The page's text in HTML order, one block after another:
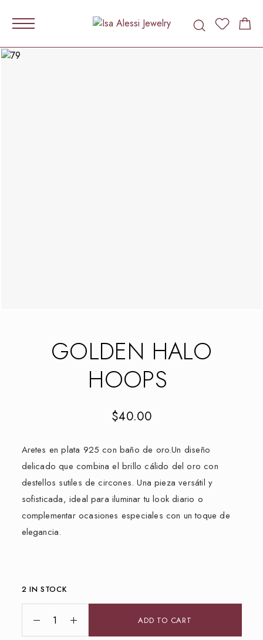
GOLDEN HALO
HOOPS
$40.00
Aretes en plata 925 con baño de oro.Un diseño
delicado que combina el brillo cálido del oro con
destellos sutiles de circones. Una pieza versátil y
sofisticada, ideal para iluminar tu look diario o
complementar ocasiones especiales con un toque de
elegancia.
2 IN STOCK
ADD TO CART